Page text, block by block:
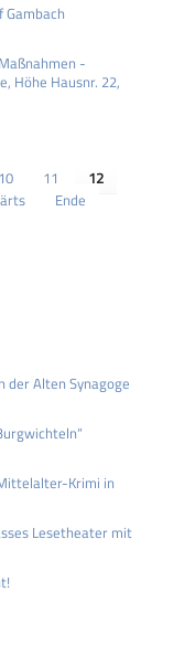
-
Höhe Hausnr. 22,
10 11
12
Ende
der Alten Synagoge
Krimi in
Lesetheater mit